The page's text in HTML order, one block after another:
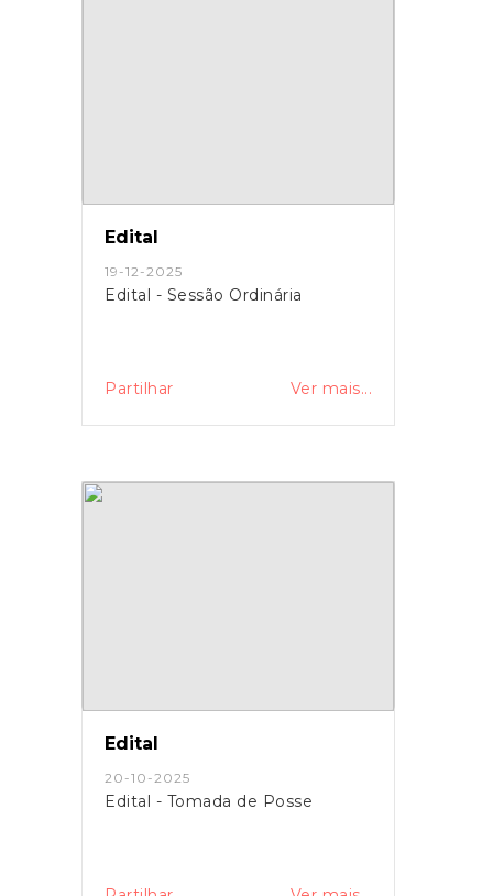
Edital
19-12-2025
Edital - Sessão Ordinária
Partilhar Ver mais...
Edital
20-10-2025
Edital - Tomada de Posse